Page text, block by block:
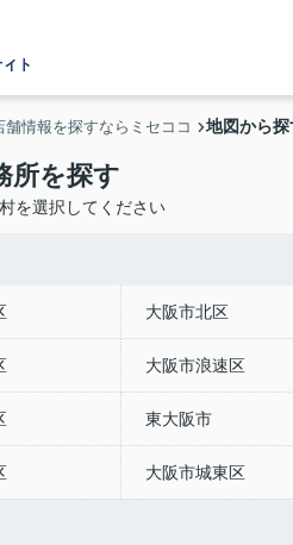
ト
舗情報を探すならミセココ 地図から探
所を探す
を選択してください
大阪市北区
大阪市浪速区
東大阪市
大阪市城東区